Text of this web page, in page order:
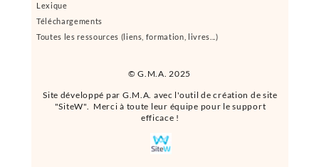
© G.M.A. 2025
Site développé par G.M.A. avec l'outil de création de site
"SiteW". Merci à toute leur équipe pour le support
efficace !
Lexique
Téléchargements
Toutes les ressources (liens, formation, livres...)